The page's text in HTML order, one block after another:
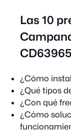
Las 10
¿Cómo
¿Qué tipos
¿Con qué
¿Cómo